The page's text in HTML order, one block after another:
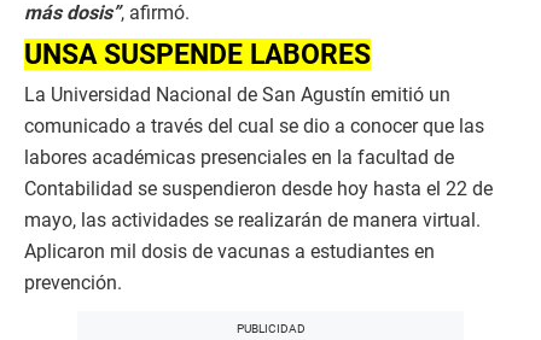
más dosis”, afirmó.
UNSA SUSPENDE LABORES
La Universidad Nacional de San Agustín emitió un
comunicado a través del cual se dio a conocer que las
labores académicas presenciales en la facultad de
Contabilidad se suspendieron desde hoy hasta el 22 de
mayo, las actividades se realizarán de manera virtual.
Aplicaron mil dosis de vacunas a estudiantes en
prevención.